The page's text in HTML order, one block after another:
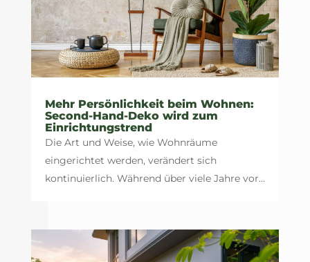
Mehr Persönlichkeit beim Wohnen:
Second-Hand-Deko wird zum
Einrichtungstrend
Die Art und Weise, wie Wohnräume
eingerichtet werden, verändert sich
kontinuierlich. Während über viele Jahre vor...